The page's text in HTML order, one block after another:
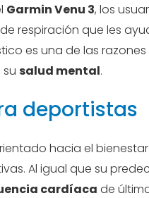
Garmin Venu 3, los
respiración que les
es una de las razones
salud mental.
deportistas
hacia el
Al igual que su
cardíaca de